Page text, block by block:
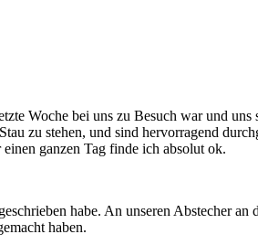
Woche bei uns zu Besuch war und
zu stehen, und sind hervorragend
ganzen Tag finde ich absolut ok.
geschrieben habe. An unseren Abstecher an
haben.